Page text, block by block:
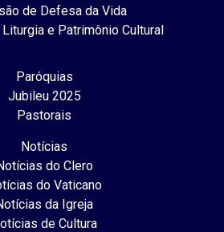
de Defesa da Vida
e Patrimônio Cultural
Paróquias
Jubileu 2025
Pastorais
Notícias
do Clero
do Vaticano
da Igreja
de Cultura